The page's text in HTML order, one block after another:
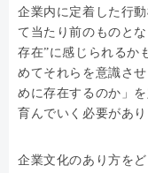
企業内に定着した行
て当たり前のものと
存在”に感じられるか
めてそれらを意識さ
めに存在するのか」
育んでいく必要があり
企業文化のあり方を